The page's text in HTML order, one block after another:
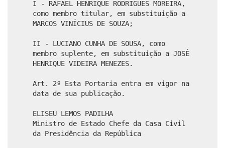
I - RAFAEL HENRIQUE RODRIGUES MOREIRA,
como membro titular, em substituição a
MARCOS VINÍCIUS DE SOUZA;
II - LUCIANO CUNHA DE SOUSA, como
membro suplente, em substituição a JOSÉ
HENRIQUE VIDEIRA MENEZES.
Art. 2º Esta Portaria entra em vigor na
data de sua publicação.
ELISEU LEMOS PADILHA
Ministro de Estado Chefe da Casa Civil
da Presidência da República